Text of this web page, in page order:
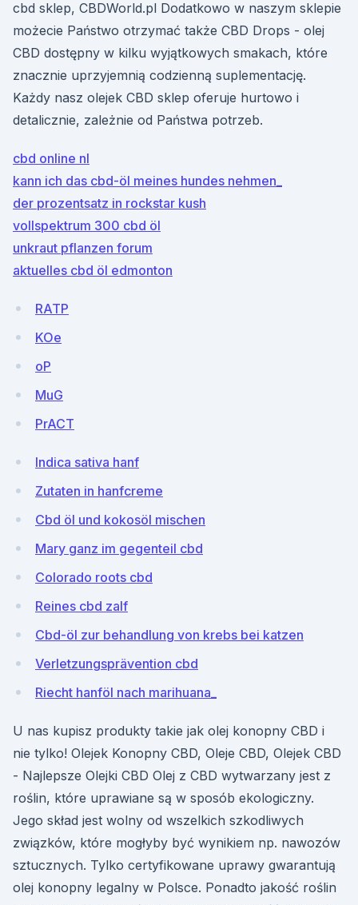
cbd sklep, CBDWorld.pl Dodatkowo w naszym sklepie
możecie Państwo otrzymać także CBD Drops - olej
CBD dostępny w kilku wyjątkowych smakach, które
znacznie uprzyjemnią codzienną suplementację.
Każdy nasz olejek CBD sklep oferuje hurtowo i
detalicznie, zależnie od Państwa potrzeb.
cbd online nl
kann ich das cbd-öl meines hundes nehmen_
der prozentsatz in rockstar kush
vollspektrum 300 cbd öl
unkraut pflanzen forum
aktuelles cbd öl edmonton
RATP
KOe
oP
MuG
PrACT
Indica sativa hanf
Zutaten in hanfcreme
Cbd öl und kokosöl mischen
Mary ganz im gegenteil cbd
Colorado roots cbd
Reines cbd zalf
Cbd-öl zur behandlung von krebs bei katzen
Verletzungsprävention cbd
Riecht hanföl nach marihuana_
U nas kupisz produkty takie jak olej konopny CBD i
nie tylko! Olejek Konopny CBD, Oleje CBD, Olejek CBD
- Najlepsze Olejki CBD Olej z CBD wytwarzany jest z
roślin, które uprawiane są w sposób ekologiczny.
Jego skład jest wolny od wszelkich szkodliwych
związków, które mogłyby być wynikiem np. nawozów
sztucznych. Tylko certyfikowane uprawy gwarantują
olej konopny legalny w Polsce. Ponadto jakość roślin